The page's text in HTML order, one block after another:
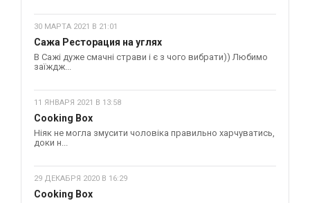
30 МАРТА 2021 В 21:01
Сажа Ресторация на углях
В Сажі дуже смачні страви і є з чого вибрати)) Любимо
заїждж...
11 ЯНВАРЯ 2021 В 13:58
Cooking Box
Ніяк не могла змусити чоловіка правильно харчуватись,
доки н...
29 ДЕКАБРЯ 2020 В 16:29
Cooking Box